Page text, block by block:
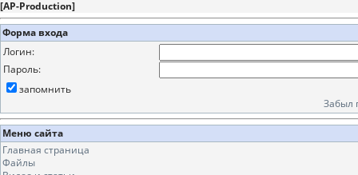
[AP-Production]
Форма входа
Логин:
Пароль:
запомнить
Забыл
Меню сайта
Главная страница
Файлы